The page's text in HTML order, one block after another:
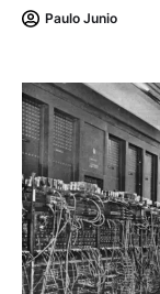
Paulo Junio